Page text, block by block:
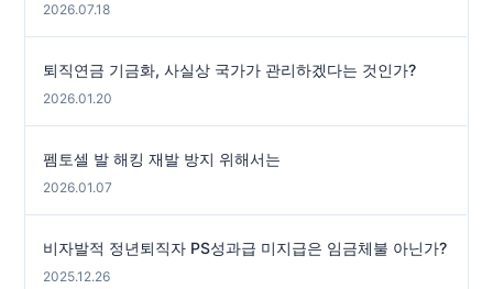
2026.07.18
퇴직연금 기금화, 사실상 국가가 관리하겠다는 것인가?
2026.01.20
펨토셀 발 해킹 재발 방지 위해서는
2026.01.07
비자발적 정년퇴직자 PS성과급 미지급은 임금체불 아닌가?
2025.12.26